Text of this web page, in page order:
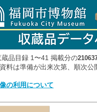
品目録 1〜41 掲載分の
資料は準備が出来次第、順次
の利用について